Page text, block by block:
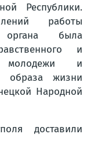
Республики.
работы
органа была
и
молодежи и
образа жизни
Народной